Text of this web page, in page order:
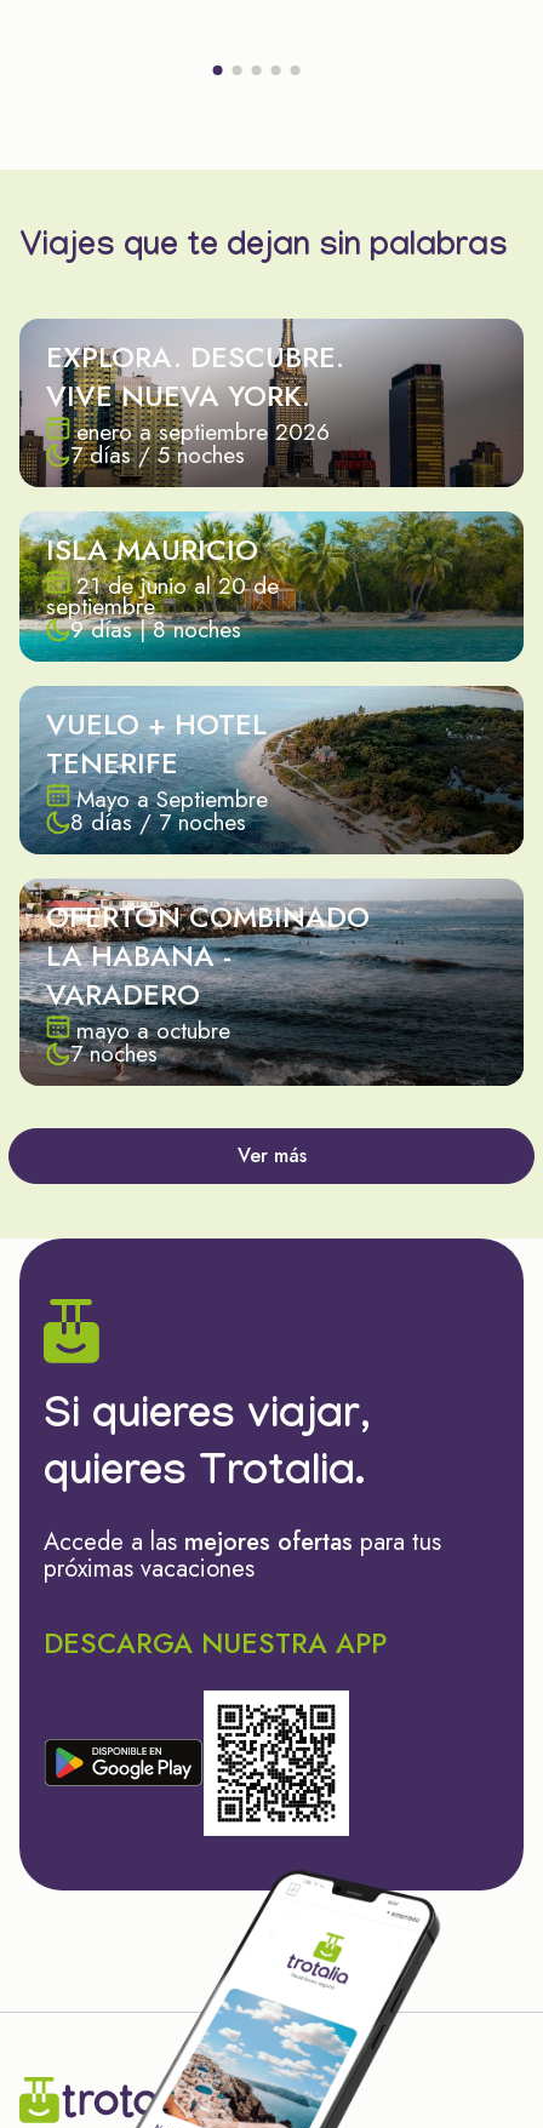
Viajes que te dejan sin palabras
EXPLORA. DESCUBRE.
VIVE NUEVA YORK.
enero a septiembre 2026
7 días / 5 noches
ISLA MAURICIO
21 de junio al 20 de
septiembre
9 días | 8 noches
VUELO + HOTEL
TENERIFE
Mayo a Septiembre
8 días / 7 noches
OFERTON COMBINADO
LA HABANA -
VARADERO
mayo a octubre
7 noches
Ver más
Si quieres viajar,
quieres Trotalia.
Accede a las mejores ofertas para tus
próximas vacaciones
DESCARGA NUESTRA APP